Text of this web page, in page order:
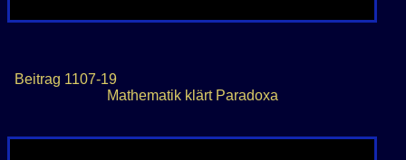
Beitrag 1107-19
Mathematik klärt Paradoxa